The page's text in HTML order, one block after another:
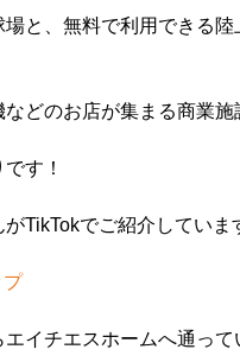
と、無料で利用できる
どのお店が集まる商業
す！
TikTokでご紹介していま
プ
イチエスホームへ通って